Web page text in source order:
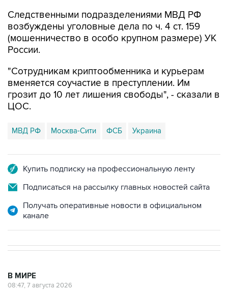
Следственными подразделениями МВД РФ
возбуждены уголовные дела по ч. 4 ст. 159
(мошенничество в особо крупном размере) УК
России.
"Сотрудникам криптообменника и курьерам
вменяется соучастие в преступлении. Им
грозит до 10 лет лишения свободы", - сказали в
ЦОС.
МВД РФ Москва-Сити ФСБ Украина
Купить подписку на профессиональную ленту
Подписаться на рассылку главных новостей сайта
Получать оперативные новости в официальном
канале
В МИРЕ
08:47, 7 августа 2026